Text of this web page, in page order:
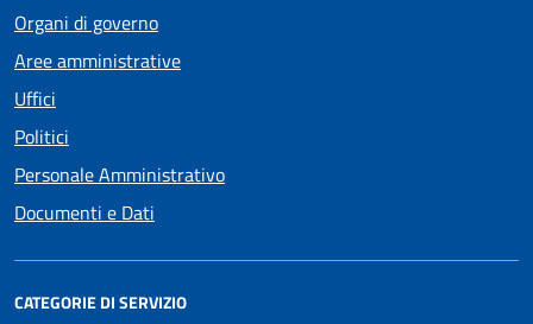
Organi di governo
Aree amministrative
Uffici
Politici
Personale Amministrativo
Documenti e Dati
CATEGORIE DI SERVIZIO